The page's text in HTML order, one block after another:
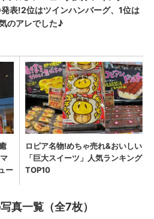
真一覧（全7枚）